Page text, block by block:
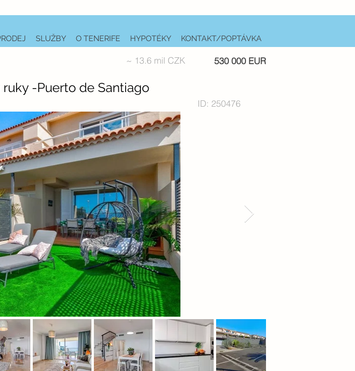
SLUŽBY O TENERIFE HYPOTÉKY KONTAKT/POPTÁVKA
~ 13.6 mil CZK 530 000 EUR
-Puerto de Santiago
ID: 250476